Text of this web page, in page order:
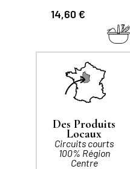
Prix
14,60 €
Des Produits
Locaux
Circuits courts
100% Région
Centre